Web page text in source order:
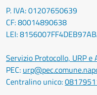
P. IVA: 01207650639
CF: 80014890638
LEI:
Servizio Protocollo, URP e
PEC:
Centralino unico: